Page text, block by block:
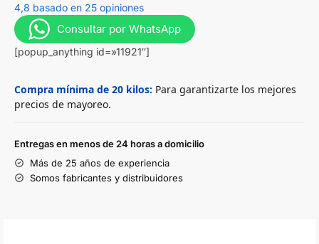
4,8 basado en 25 opiniones
Consultar por WhatsApp
[popup_anything id=»11921″]
Compra mínima de 20 kilos: Para garantizarte los mejores
precios de mayoreo.
Entregas en menos de 24 horas a domicilio
Más de 25 años de experiencia
Somos fabricantes y distribuidores